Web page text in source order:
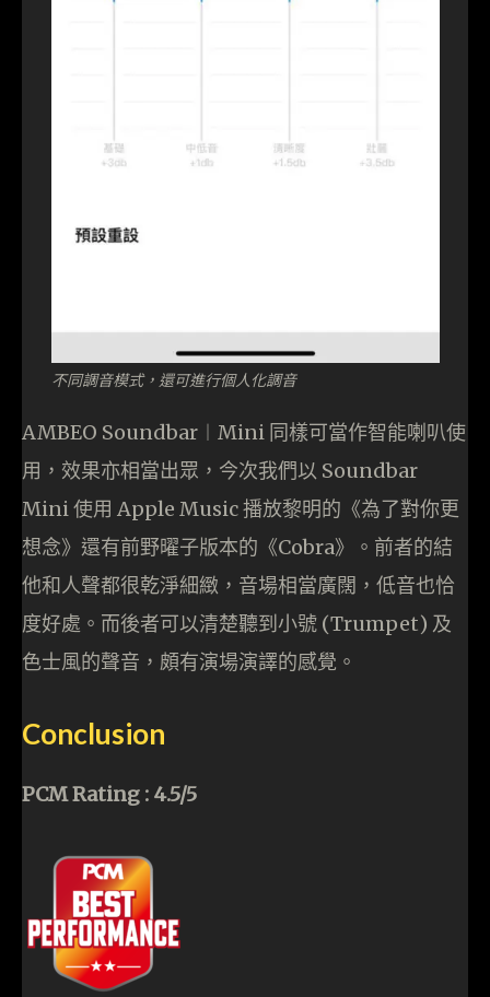
不同調音模式，還可進行個人化調音
AMBEO Soundbar︱Mini 同樣可當作智能喇叭使
用，效果亦相當出眾，今次我們以 Soundbar
Mini 使用 Apple Music 播放黎明的《為了對你更
想念》還有前野曜子版本的《Cobra》。前者的結
他和人聲都很乾淨細緻，音場相當廣闊，低音也恰
度好處。而後者可以清楚聽到小號 (Trumpet) 及
色士風的聲音，頗有演場演譯的感覺。
Conclusion
PCM Rating : 4.5/5